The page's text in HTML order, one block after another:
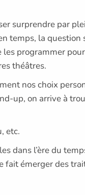
surprendre par
la question
les programmer
théâtres.
nos choix
up, on arrive à
etc.
dans l’ère du
émerger des